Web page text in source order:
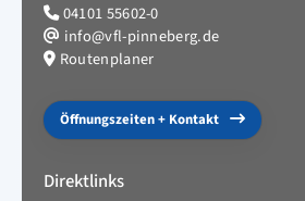
04101 55602-0
info@vfl-pinneberg.de
Routenplaner
Öffnungszeiten + Kontakt
Direktlinks